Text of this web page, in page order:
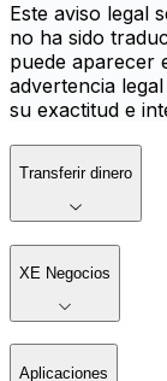
Este aviso legal
no ha sido
puede aparecer
advertencia
su exactitud e
Transferir dinero
XE Negocios
Aplicaciones